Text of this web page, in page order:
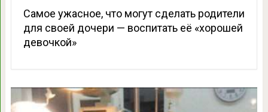
Самое ужасное, что могут сделать родители
для своей дочери — воспитать её «хорошей
девочкой»